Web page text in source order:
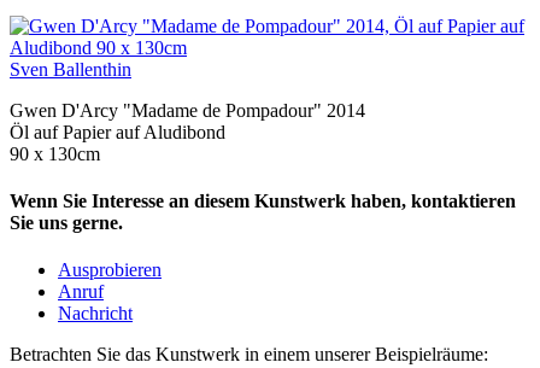
Sven Ballenthin
Gwen D'Arcy "Madame de Pompadour" 2014
Öl auf Papier auf Aludibond
90 x 130cm
Wenn Sie Interesse an diesem Kunstwerk haben, kontaktieren
Sie uns gerne.
Ausprobieren
Anruf
Nachricht
Betrachten Sie das Kunstwerk in einem unserer Beispielräume: